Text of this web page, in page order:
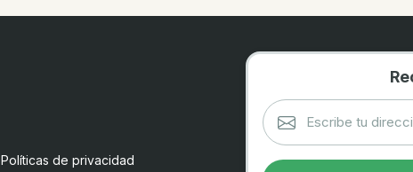
Políticas de privacidad